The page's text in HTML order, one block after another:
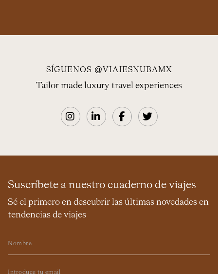
SÍGUENOS @VIAJESNUBAMX
Tailor made luxury travel experiences
Suscríbete a nuestro cuaderno de viajes
Sé el primero en descubrir las últimas novedades en
tendencias de viajes